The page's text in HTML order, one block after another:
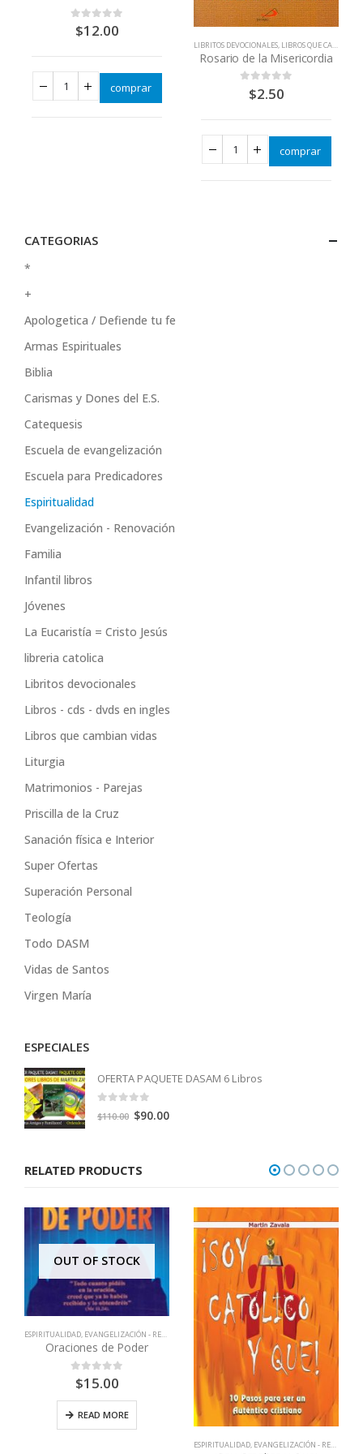
out of 5
$12.00
comprar
LIBRITOS DEVOCIONALES, LIBROS QUE CAMBIAN VIDAS
Rosario de la Misericordia
out of 5
$2.50
comprar
CATEGORIAS
*
+
Apologetica / Defiende tu fe
Armas Espirituales
Biblia
Carismas y Dones del E.S.
Catequesis
Escuela de evangelización
Escuela para Predicadores
Espiritualidad
Evangelización - Renovación
Familia
Infantil libros
Jóvenes
La Eucaristía = Cristo Jesús
libreria catolica
Libritos devocionales
Libros - cds - dvds en ingles
Libros que cambian vidas
Liturgia
Matrimonios - Parejas
Priscilla de la Cruz
Sanación física e Interior
Super Ofertas
Superación Personal
Teología
Todo DASM
Vidas de Santos
Virgen María
ESPECIALES
OFERTA PAQUETE DASAM 6 Libros
out of 5
$110.00 Original
$110.00.
$90.00Current
RELATED PRODUCTS
OUT OF STOCK
ESPIRITUALIDAD, EVANGELIZACIÓN - RENOVACIÓN LIBROS QUE CAMBIAN VIDAS
Oraciones de Poder
out of 5
$15.00
READ MORE
ESPIRITUALIDAD, EVANGELIZACIÓN - RENOVACIÓN